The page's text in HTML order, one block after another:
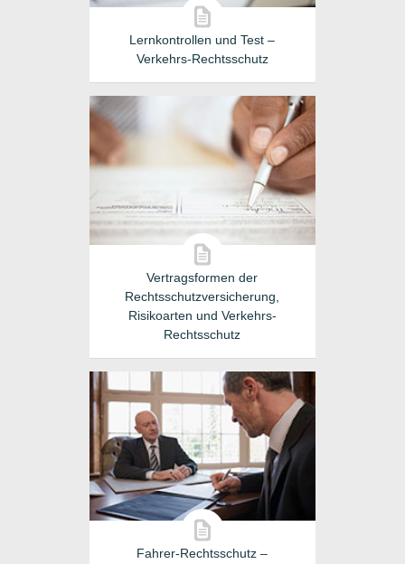
Lernkontrollen und Test –
Verkehrs-Rechtsschutz
Vertragsformen der
Rechtsschutzversicherung,
Risikoarten und Verkehrs-
Rechtsschutz
Fahrer-Rechtsschutz –